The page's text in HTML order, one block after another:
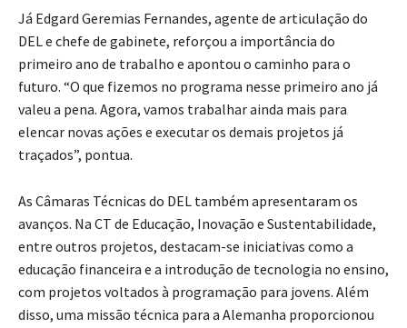
Já Edgard Geremias Fernandes, agente de articulação do
DEL e chefe de gabinete, reforçou a importância do
primeiro ano de trabalho e apontou o caminho para o
futuro. “O que fizemos no programa nesse primeiro ano já
valeu a pena. Agora, vamos trabalhar ainda mais para
elencar novas ações e executar os demais projetos já
traçados”, pontua.
As Câmaras Técnicas do DEL também apresentaram os
avanços. Na CT de Educação, Inovação e Sustentabilidade,
entre outros projetos, destacam-se iniciativas como a
educação financeira e a introdução de tecnologia no ensino,
com projetos voltados à programação para jovens. Além
disso, uma missão técnica para a Alemanha proporcionou